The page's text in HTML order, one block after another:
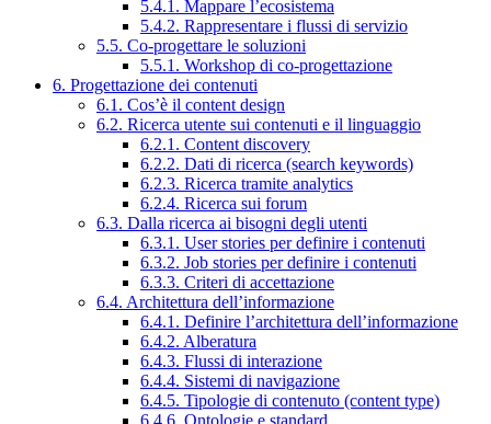
5.4.1. Mappare l’ecosistema
5.4.2. Rappresentare i flussi di servizio
5.5. Co-progettare le soluzioni
5.5.1. Workshop di co-progettazione
6. Progettazione dei contenuti
6.1. Cos’è il content design
6.2. Ricerca utente sui contenuti e il linguaggio
6.2.1. Content discovery
6.2.2. Dati di ricerca (search keywords)
6.2.3. Ricerca tramite analytics
6.2.4. Ricerca sui forum
6.3. Dalla ricerca ai bisogni degli utenti
6.3.1. User stories per definire i contenuti
6.3.2. Job stories per definire i contenuti
6.3.3. Criteri di accettazione
6.4. Architettura dell’informazione
6.4.1. Definire l’architettura dell’informazione
6.4.2. Alberatura
6.4.3. Flussi di interazione
6.4.4. Sistemi di navigazione
6.4.5. Tipologie di contenuto (content type)
6.4.6. Ontologie e standard